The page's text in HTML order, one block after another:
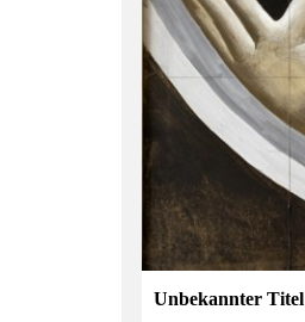
Unbekannter Titel